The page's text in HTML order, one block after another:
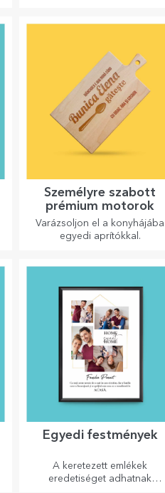
Személyre szabott
prémium motorok
Varázsoljon el a konyhájába
egyedi aprítókkal.
Egyedi festmények
A keretezett emlékek
eredetiséget adhatnak